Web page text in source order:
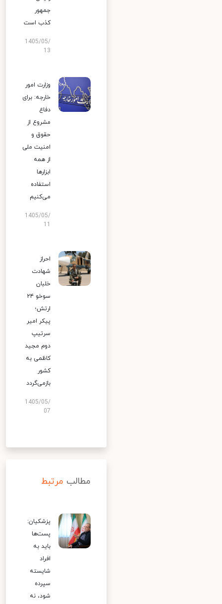
جمهور
کذب است
1405/05/
13
وزارت امور
خارجه: برای
دفاع
مشروع از
حقوق و
امنیت ملی
از همه
ابزارها
استفاده
می‌کنیم
1405/05/
احراز
شهادت
خلبان
سوخو ۲۴
ارتش؛
پیکر امیر
سرتیپ
دوم مجید
کاظمی به
کشور
بازمی‌گردد
1405/05/
07
مطالب مرتبط
پزشکیان:
پست‌ها
باید به
افراد
شایسته
سپرده
شود، نه